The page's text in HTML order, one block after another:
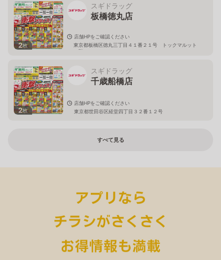
2枚
スギドラッグ
板橋徳丸店
店舗HPをご確認ください
東京都板橋区徳丸三丁目４１番２１号 トックマルット
１階
2枚
スギドラッグ
千歳船橋店
店舗HPをご確認ください
東京都世田谷区経堂四丁目３２番１２号
すべて見る